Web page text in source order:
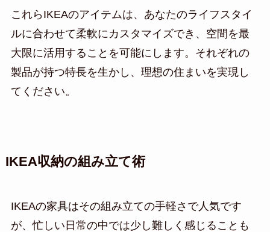
これらIKEAのアイテムは、あなたのライフスタイ
ルに合わせて柔軟にカスタマイズでき、空間を最
大限に活用することを可能にします。それぞれの
製品が持つ特長を生かし、理想の住まいを実現し
てください。
IKEA収納の組み立て術
IKEAの家具はその組み立ての手軽さで人気です
が、忙しい日常の中では少し難しく感じることも